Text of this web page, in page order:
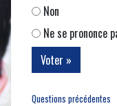
Non
Ne se prononce
Questions précédentes